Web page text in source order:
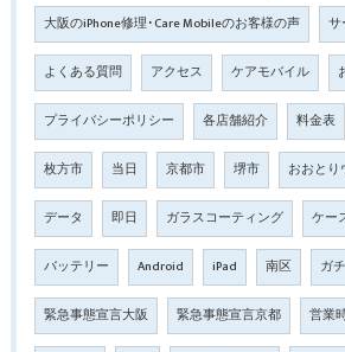
大阪のiPhone修理･Care Mobileのお客様の声 サ
よくある質問 アクセス ケアモバイル
プライバシーポリシー 各店舗紹介 料金表
枚方市 当日 京都市 堺市 おおと
データ 即日 ガラスコーティング ケー
バッテリー Android iPad 南区 ガ
緊急事態宣言大阪 緊急事態宣言京都 営業